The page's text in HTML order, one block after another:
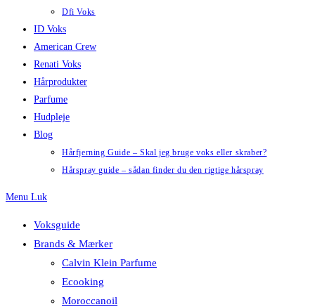
Dfi Voks
ID Voks
American Crew
Renati Voks
Hårprodukter
Parfume
Hudpleje
Blog
Hårfjerning Guide – Skal jeg bruge voks eller skraber?
Hårspray guide – sådan finder du den rigtige hårspray
Menu Luk
Voksguide
Brands & Mærker
Calvin Klein Parfume
Ecooking
Moroccanoil